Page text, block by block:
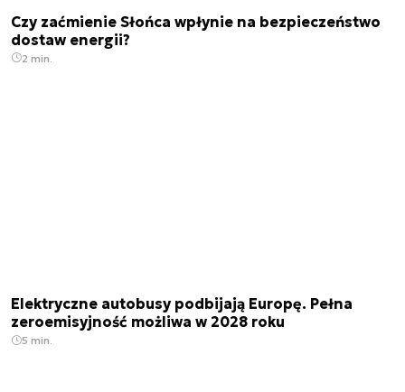
Czy zaćmienie Słońca wpłynie na bezpieczeństwo
dostaw energii?
2 min.
Elektryczne autobusy podbijają Europę. Pełna
zeroemisyjność możliwa w 2028 roku
5 min.